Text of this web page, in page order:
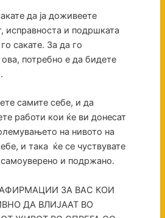
да ја доживеете
исправноста и подршката
сакате. За да го
потребно е да бидете
самите себе, и да
работи кои ќе ви донесат
на нивото на
и така ќе се чуствувате
и подржано.
ЗА ВАС КОИ
ДА ВЛИЈААТ ВО